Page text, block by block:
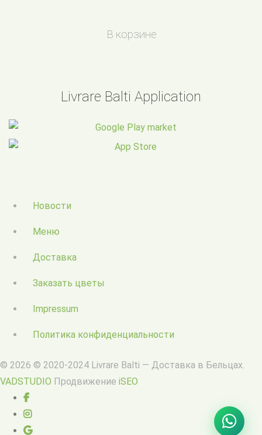
В корзине
Livrare Balti Application
Новости
Меню
Доставка
Заказать цветы
Impressum
Политика конфиденциальности
© 2026 © 2020-2024 Livrare Balti — Доставка в Бельцах.
VADSTUDIO Продвижение iSEO